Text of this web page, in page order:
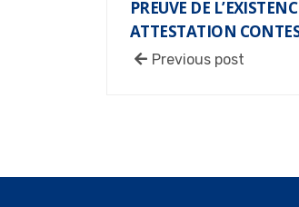
PREUVE DE
ATTESTATION
Previous post